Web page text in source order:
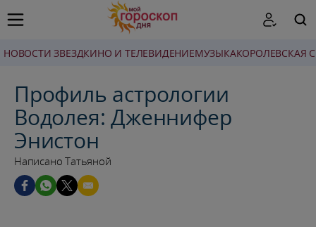
НОВОСТИ ЗВЕЗДКИНО И ТЕЛЕВИДЕНИЕМУЗЫКАКОРОЛЕВСКАЯ
Профиль астрологии
Водолея: Дженнифер
Энистон
Написано Татьяной